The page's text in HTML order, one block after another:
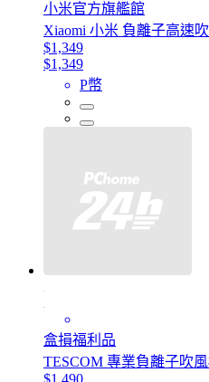
小米官方旗艦館
Xiaomi 小米 負離子高速
$1,349
$1,349
P幣
盒損福利品
TESCOM 專業負離子吹
$1,490